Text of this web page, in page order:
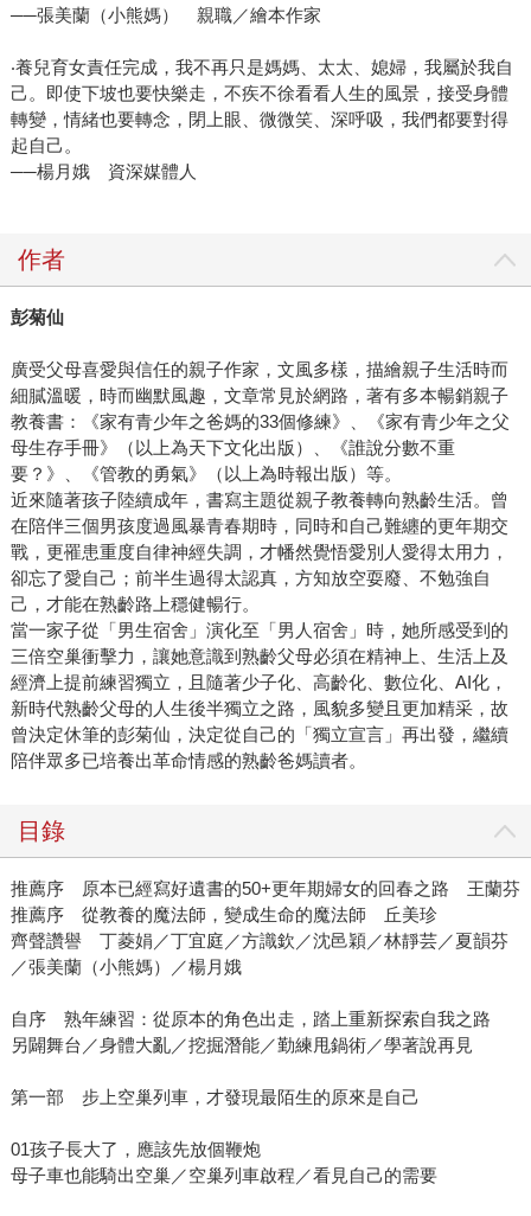
──張美蘭（小熊媽） 親職／繪本作家
‧養兒育女責任完成，我不再只是媽媽、太太、媳婦，我屬於我自
己。即使下坡也要快樂走，不疾不徐看看人生的風景，接受身體
轉變，情緒也要轉念，閉上眼、微微笑、深呼吸，我們都要對得
起自己。
──楊月娥 資深媒體人
作者
彭菊仙
廣受父母喜愛與信任的親子作家，文風多樣，描繪親子生活時而
細膩溫暖，時而幽默風趣，文章常見於網路，著有多本暢銷親子
教養書：《家有青少年之爸媽的33個修練》、《家有青少年之父
母生存手冊》（以上為天下文化出版）、《誰說分數不重
要？》、《管教的勇氣》（以上為時報出版）等。
近來隨著孩子陸續成年，書寫主題從親子教養轉向熟齡生活。曾
在陪伴三個男孩度過風暴青春期時，同時和自己難纏的更年期交
戰，更罹患重度自律神經失調，才幡然覺悟愛別人愛得太用力，
卻忘了愛自己；前半生過得太認真，方知放空耍廢、不勉強自
己，才能在熟齡路上穩健暢行。
當一家子從「男生宿舍」演化至「男人宿舍」時，她所感受到的
三倍空巢衝擊力，讓她意識到熟齡父母必須在精神上、生活上及
經濟上提前練習獨立，且隨著少子化、高齡化、數位化、AI化，
新時代熟齡父母的人生後半獨立之路，風貌多變且更加精采，故
曾決定休筆的彭菊仙，決定從自己的「獨立宣言」再出發，繼續
陪伴眾多已培養出革命情感的熟齡爸媽讀者。
目錄
推薦序 原本已經寫好遺書的50+更年期婦女的回春之路 王蘭芬
推薦序 從教養的魔法師，變成生命的魔法師 丘美珍
齊聲讚譽 丁菱娟／丁宜庭／方識欽／沈邑穎／林靜芸／夏韻芬
／張美蘭（小熊媽）／楊月娥
自序 熟年練習：從原本的角色出走，踏上重新探索自我之路
另闢舞台／身體大亂／挖掘潛能／勤練甩鍋術／學著說再見
第一部 步上空巢列車，才發現最陌生的原來是自己
01孩子長大了，應該先放個鞭炮
母子車也能騎出空巢／空巢列車啟程／看見自己的需要